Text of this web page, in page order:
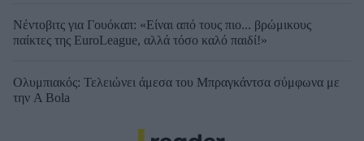
Νέντοβιτς για Γουόκαπ: «Είναι από τους πιο... βρώμικους
παίκτες της EuroLeague, αλλά τόσο καλό παιδί!»
Ολυμπιακός: Τελειώνει άμεσα του Μπραγκάντσα σύμφωνα με
την A Bola